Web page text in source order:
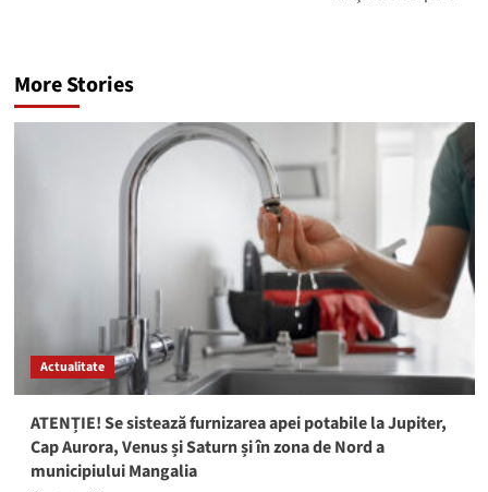
More Stories
Actualitate
ATENȚIE! Se sistează furnizarea apei potabile la Jupiter,
Cap Aurora, Venus și Saturn și în zona de Nord a
municipiului Mangalia